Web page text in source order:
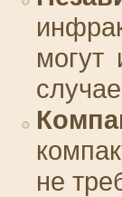
могут
не